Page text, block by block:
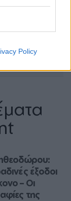
Policy
έξοδοι
– Οι
της